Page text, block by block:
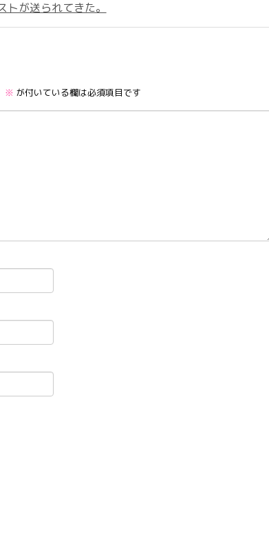
が送られてきた。
※ が付いている欄は必須項目です